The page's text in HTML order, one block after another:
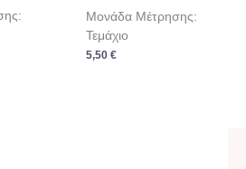
Μονάδα Μέτρησης:
Τεμάχιο
5,50 €